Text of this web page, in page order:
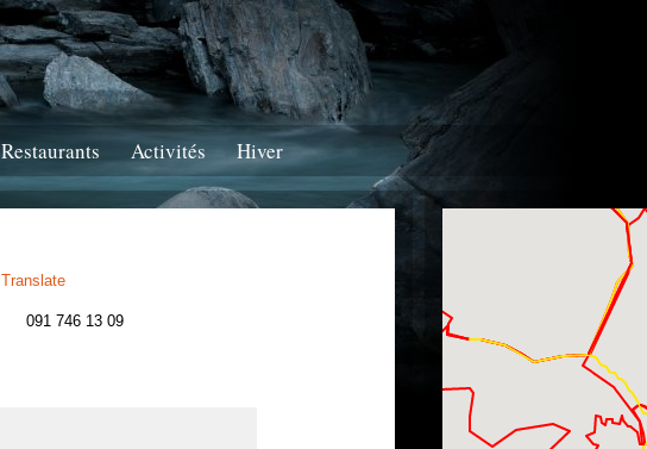
Restaurants Activités Hiver
Translate
091 746 13 09